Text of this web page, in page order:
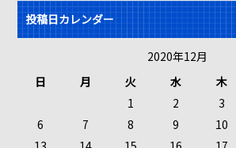
投稿日カレンダー
2020年12月
日
月 火 水 木
1
2 3
6
7 8 9 10